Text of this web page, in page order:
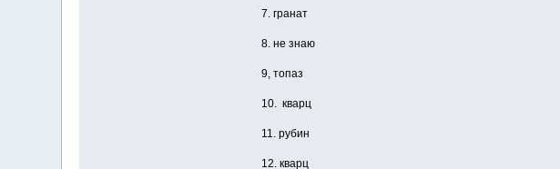
7. гранат
8. не знаю
9, топаз
10. кварц
11. рубин
12. кварц